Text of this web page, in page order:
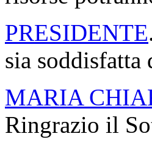
PRESIDENTE
sia soddisfatta
MARIA
Ringrazio il